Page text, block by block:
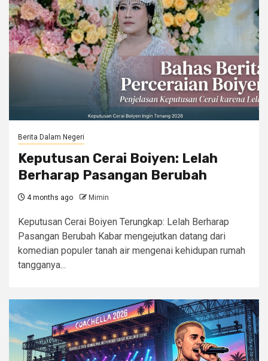
Berita Dalam Negeri
Keputusan Cerai Boiyen: Lelah
Berharap Pasangan Berubah
4 months ago Mimin
Keputusan Cerai Boiyen Terungkap: Lelah Berharap
Pasangan Berubah Kabar mengejutkan datang dari
komedian populer tanah air mengenai kehidupan rumah
tangganya...